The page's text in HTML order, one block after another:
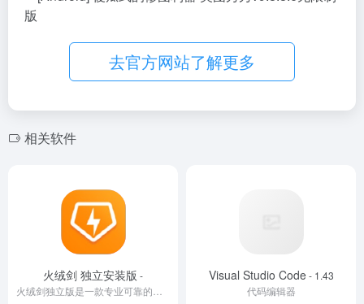
去官方网站了解更多
相关软件
火绒剑 独立安装版 -
Visual Studio Code- 1.43
代码编辑器